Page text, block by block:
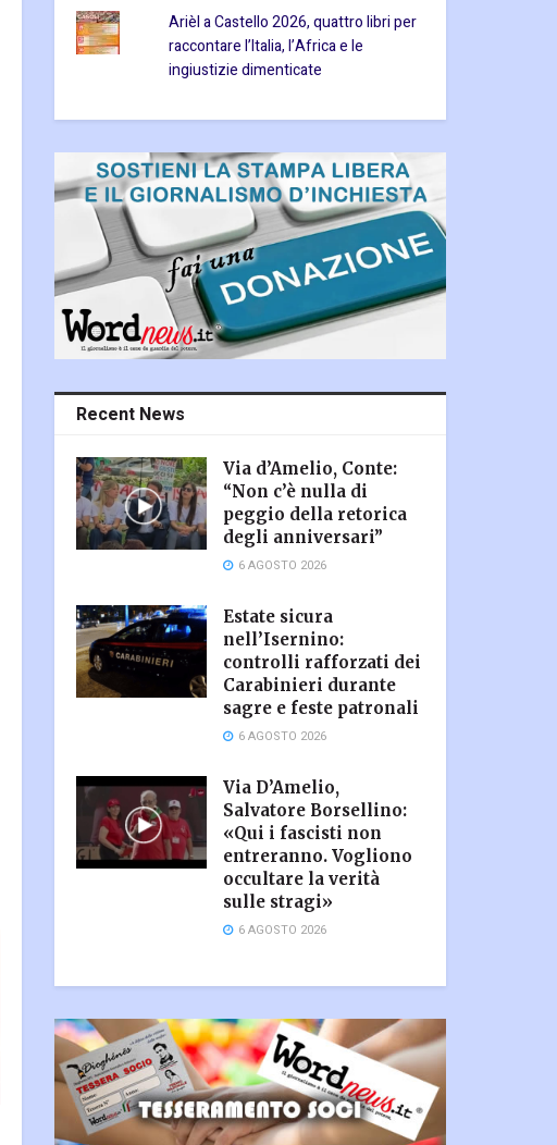
Arièl a Castello 2026, quattro libri per
raccontare l’Italia, l’Africa e le
ingiustizie dimenticate
Recent News
Via d’Amelio, Conte:
“Non c’è nulla di
peggio della retorica
degli anniversari”
6 AGOSTO 2026
Estate sicura
nell’Isernino:
controlli rafforzati dei
Carabinieri durante
sagre e feste patronali
6 AGOSTO 2026
Via D’Amelio,
Salvatore Borsellino:
«Qui i fascisti non
entreranno. Vogliono
occultare la verità
sulle stragi»
6 AGOSTO 2026